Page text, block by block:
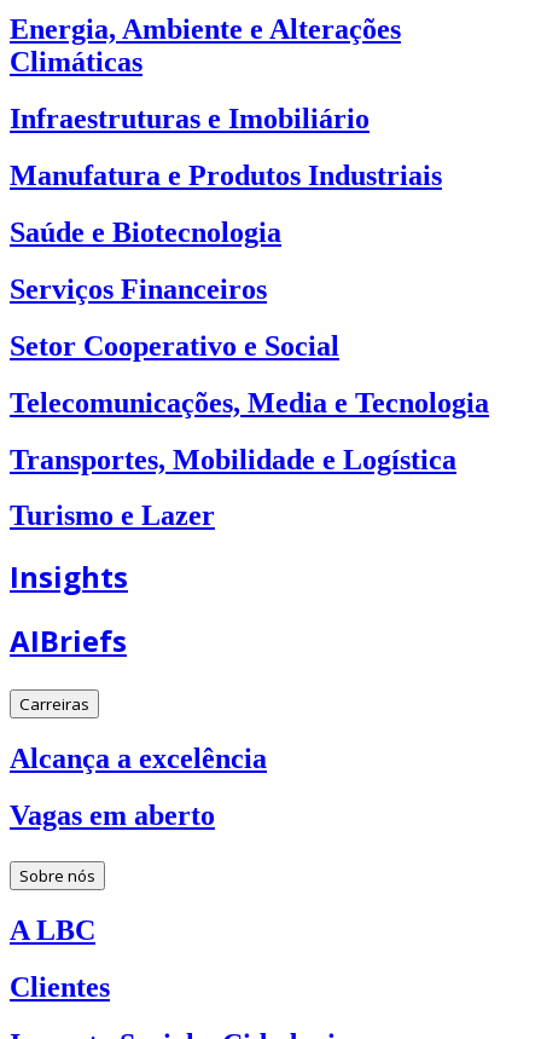
Energia, Ambiente e Alterações
Climáticas
Infraestruturas e Imobiliário
Manufatura e Produtos Industriais
Saúde e Biotecnologia
Serviços Financeiros
Setor Cooperativo e Social
Telecomunicações, Media e Tecnologia
Transportes, Mobilidade e Logística
Turismo e Lazer
Insights
AIBriefs
Carreiras
Alcança a excelência
Vagas em aberto
Sobre nós
A LBC
Clientes